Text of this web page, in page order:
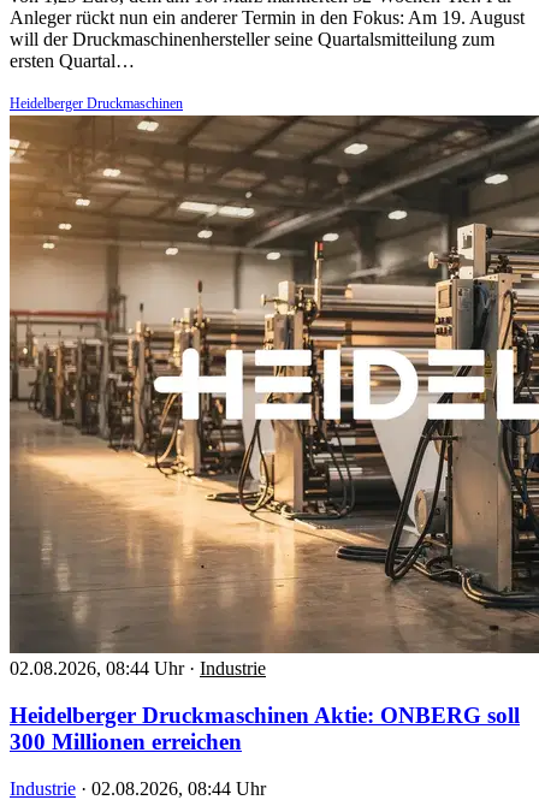
Anleger rückt nun ein anderer Termin in den Fokus: Am 19. August
will der Druckmaschinenhersteller seine Quartalsmitteilung zum
ersten Quartal…
Heidelberger Druckmaschinen
02.08.2026, 08:44 Uhr · Industrie
Heidelberger Druckmaschinen Aktie: ONBERG soll
300 Millionen erreichen
Industrie · 02.08.2026, 08:44 Uhr